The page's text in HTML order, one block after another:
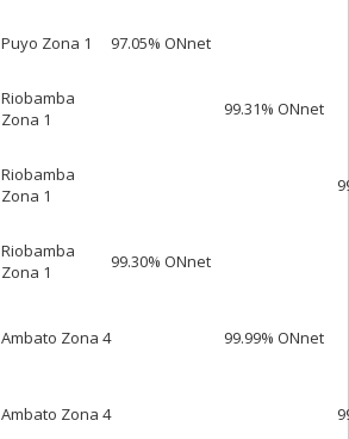
Puyo Zona 1 97.05% ONnet
Riobamba
Zona 1
99.31% ONnet
Riobamba
Zona 1
Riobamba
Zona 1
99.30% ONnet
Ambato Zona 4 99.99% ONnet
Ambato Zona 4